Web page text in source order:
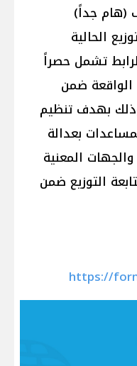
(هام جداً)
الحالية
تشمل حصراً
الواقعة ضمن
وذلك بهدف تنظيم
بعدالة
المعنية
التوزيع ضمن
https://